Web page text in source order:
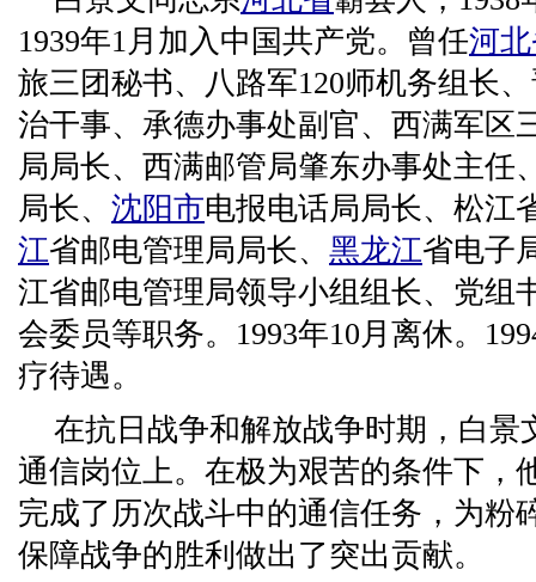
1939年1月加入中国共产党。曾任河
旅三团秘书、八路军120师机务组长
治干事、承德办事处副官、西满军区
局局长、西满邮管局肇东办事处主任
局长、 沈阳市电报电话局局长、松江
江省邮电管理局局长、 黑龙江省电子
江省邮电管理局领导小组组长、党组
会委员等职务。1993年10月离休。
疗待遇。
在抗日战争和解放战争时期，白景
通信岗位上。在极为艰苦的条件下，
完成了历次战斗中的通信任务，为粉
保障战争的胜利做出了突出贡献。